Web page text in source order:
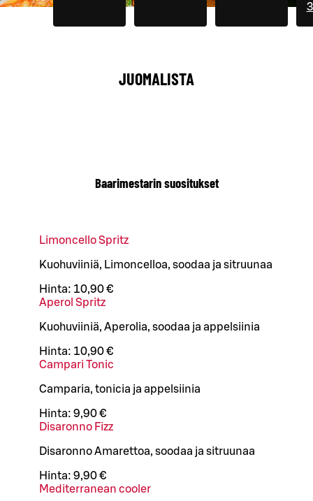
JUOMALISTA
Baarimestarin suositukset
Limoncello Spritz
Kuohuviiniä, Limoncelloa, soodaa ja sitruunaa
Hinta: 10,90 €
Aperol Spritz
Kuohuviiniä, Aperolia, soodaa ja appelsiinia
Hinta: 10,90 €
Campari Tonic
Camparia, tonicia ja appelsiinia
Hinta: 9,90 €
Disaronno Fizz
Disaronno Amarettoa, soodaa ja sitruunaa
Hinta: 9,90 €
Mediterranean cooler